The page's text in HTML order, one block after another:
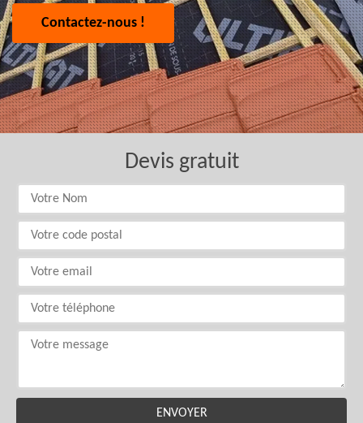
Contactez-nous !
Devis gratuit